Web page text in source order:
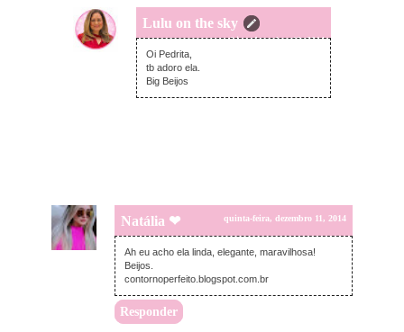
Lulu on the sky
sexta-feira, dezembro 12, 2014
Oi Pedrita,
tb adoro ela.
Big Beijos
Natália ❤ quinta-feira, dezembro 11, 2014
Ah eu acho ela linda, elegante, maravilhosa!
Beijos.
contornoperfeito.blogspot.com.br
Responder